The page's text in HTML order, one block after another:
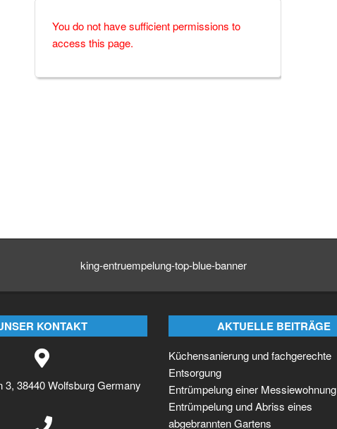
You do not have sufficient permissions to
access this page.
KONTAKT
3, 38440 Wolfsburg Germany
AKTUELLE BEITRÄGE
Küchensanierung und fachgerechte
Entsorgung
Entrümpelung einer Messiewohnung
Entrümpelung und Abriss eines
abgebrannten Gartens